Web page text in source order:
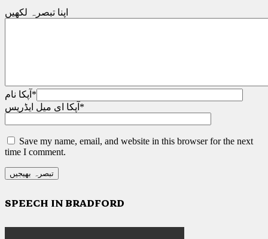
اپنا تبصرہ لکھیں
آپکا نام *
آپکا ای میل ایڈریس *
Save my name, email, and website in this browser for the next
time I comment.
SPEECH IN BRADFORD